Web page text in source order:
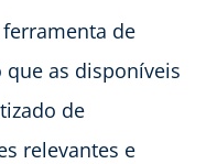
de
as disponíveis
de
relevantes e